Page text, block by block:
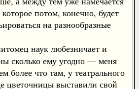
потом, конечно, будет
на разнообразные
наук любезничает и
сколько ему угодно — меня
более что там, у театрального
цветочницы выставили свой